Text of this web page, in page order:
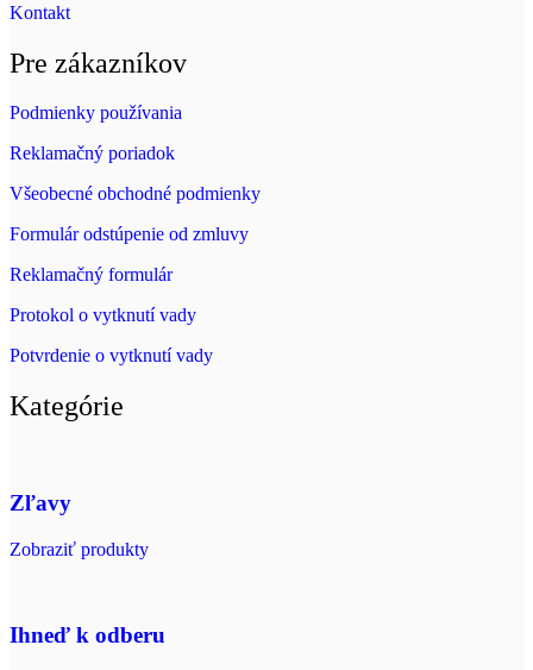
Kontakt
Pre zákazníkov
Podmienky používania
Reklamačný poriadok
Všeobecné obchodné podmienky
Formulár odstúpenie od zmluvy
Reklamačný formulár
Protokol o vytknutí vady
Potvrdenie o vytknutí vady
Kategórie
Zľavy
Zobraziť produkty
Ihneď k odberu